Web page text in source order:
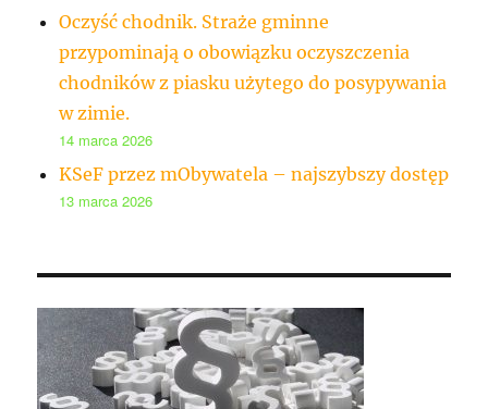
Oczyść chodnik. Straże gminne
przypominają o obowiązku oczyszczenia
chodników z piasku użytego do posypywania
w zimie.
14 marca 2026
KSeF przez mObywatela – najszybszy dostęp
13 marca 2026